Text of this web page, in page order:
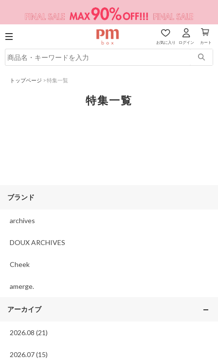
お気に入り ログイン カート
トップページ >特集一覧
特集一覧
ブランド
archives
DOUX ARCHIVES
Cheek
amerge.
アーカイブ
2026.08 (21)
2026.07 (15)